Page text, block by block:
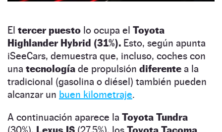
El tercer puesto lo ocupa el Toyota
Highlander Hybrid (31%). Esto, según apunta
iSeeCars, demuestra que, incluso, coches con
una tecnología de propulsión diferente a la
tradicional (gasolina o diésel) también pueden
alcanzar un buen kilometraje.
A continuación aparece la Toyota Tundra